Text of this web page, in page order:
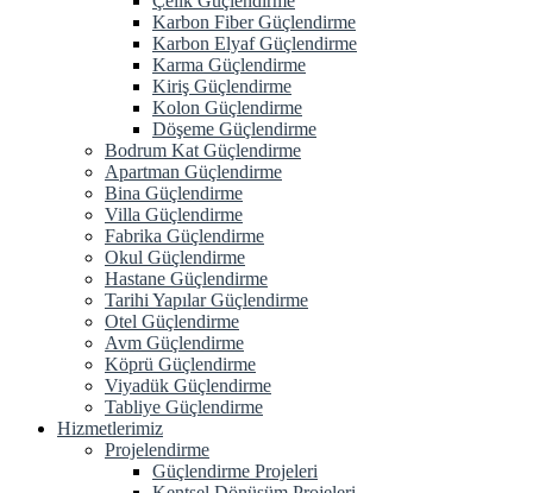
Karbon Fiber Güçlendirme
Karbon Elyaf Güçlendirme
Karma Güçlendirme
Kiriş Güçlendirme
Kolon Güçlendirme
Döşeme Güçlendirme
Bodrum Kat Güçlendirme
Apartman Güçlendirme
Bina Güçlendirme
Villa Güçlendirme
Fabrika Güçlendirme
Okul Güçlendirme
Hastane Güçlendirme
Tarihi Yapılar Güçlendirme
Otel Güçlendirme
Avm Güçlendirme
Köprü Güçlendirme
Viyadük Güçlendirme
Tabliye Güçlendirme
Hizmetlerimiz
Projelendirme
Güçlendirme Projeleri